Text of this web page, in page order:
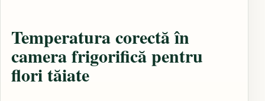
Temperatura corectă în
camera frigorifică pentru
flori tăiate